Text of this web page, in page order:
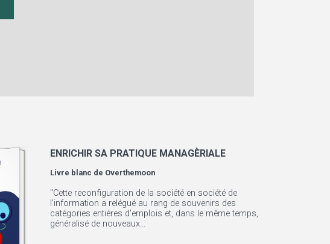
ENRICHIR SA PRATIQUE MANAGÈRIALE
Livre blanc de Overthemoon
"Cette reconfiguration de la société en société de
l’information a relégué au rang de souvenirs des
catégories entières d’emplois et, dans le même temps,
généralisé de nouveaux...